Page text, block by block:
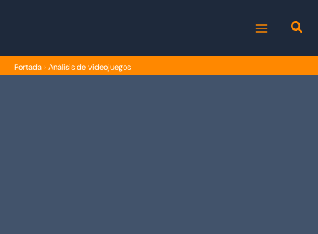
MENU
Portada › Análisis de videojuegos